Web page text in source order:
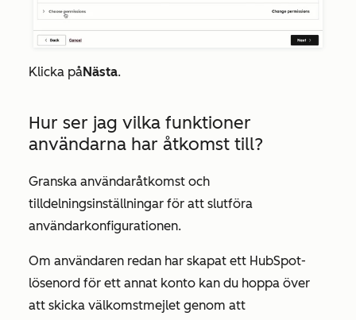
Klicka påNästa.
Hur ser jag vilka funktioner
användarna har åtkomst till?
Granska användaråtkomst och
tilldelningsinställningar för att slutföra
användarkonfigurationen.
Om användaren redan har skapat ett HubSpot-
lösenord för ett annat konto kan du hoppa över
att skicka välkomstmejlet genom att